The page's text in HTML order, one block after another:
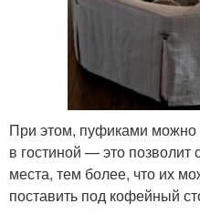
При этом, пуфиками можно
в гостиной — это позволит
места, тем более, что их
поставить под кофейный